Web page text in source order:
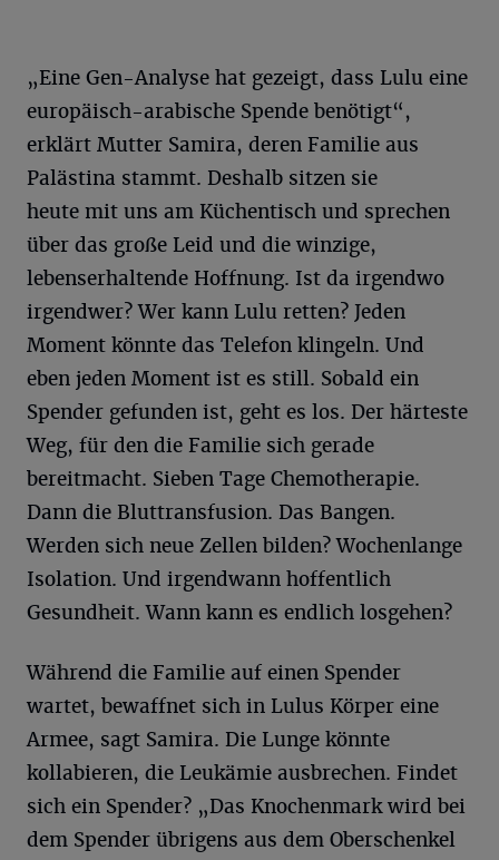
„Eine Gen-Analyse hat gezeigt, dass Lulu eine
europäisch-arabische Spende benötigt“,
erklärt Mutter Samira, deren Familie aus
Palästina stammt. Deshalb sitzen sie
heute mit uns am Küchentisch und sprechen
über das große Leid und die winzige,
lebenserhaltende Hoffnung. Ist da irgendwo
irgendwer? Wer kann Lulu retten? Jeden
Moment könnte das Telefon klingeln. Und
eben jeden Moment ist es still. Sobald ein
Spender gefunden ist, geht es los. Der härteste
Weg, für den die Familie sich gerade
bereitmacht. Sieben Tage Chemotherapie.
Dann die Bluttransfusion. Das Bangen.
Werden sich neue Zellen bilden? Wochenlange
Isolation. Und irgendwann hoffentlich
Gesundheit. Wann kann es endlich losgehen?
Während die Familie auf einen Spender
wartet, bewaffnet sich in Lulus Körper eine
Armee, sagt Samira. Die Lunge könnte
kollabieren, die Leukämie ausbrechen. Findet
sich ein Spender? „Das Knochenmark wird bei
dem Spender übrigens aus dem Oberschenkel